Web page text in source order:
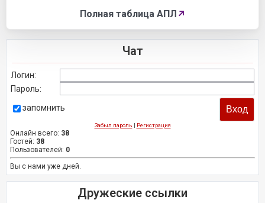
Полная таблица АПЛ ↗
Чат
Логин:
Пароль:
запомнить
Забыл пароль | Регистрация
Онлайн всего: 38
Гостей: 38
Пользователей: 0
Вы с нами уже дней.
Дружеские ссылки